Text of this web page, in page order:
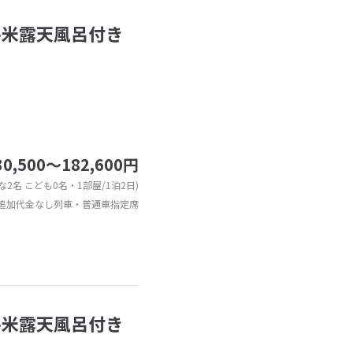
露天風呂付き
～182,600円
2名 こども0名・1部屋/1泊2日)
加代金なし列車・普通車指定席
露天風呂付き